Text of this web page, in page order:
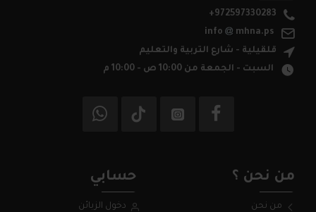
+972597330283
info
mhna.ps
قلقيلية - شارع التربية والتعليم
السبت - الجمعة من 10:00 ص - 10:00 م
من نحن ؟
من نحن
حسابي
دخول الزبائن